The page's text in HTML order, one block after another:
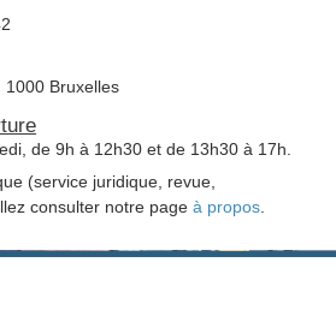
1000 Bruxelles
de 9h à 12h30 et de 13h30 à 17h.
(service juridique, revue,
consulter notre page à propos.